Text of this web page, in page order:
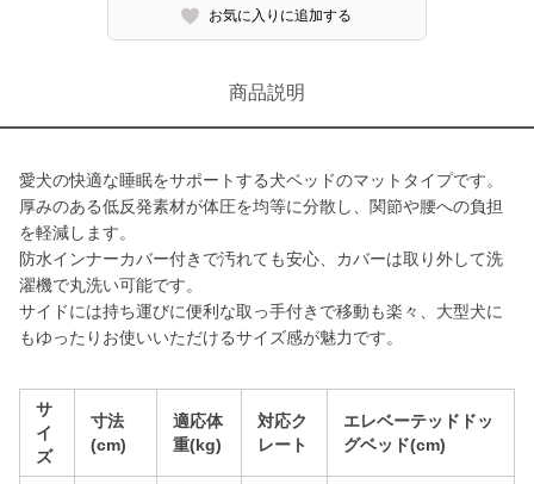
お気に入りに追加する
商品説明
愛犬の快適な睡眠をサポートする犬ベッドのマットタイプです。
厚みのある低反発素材が体圧を均等に分散し、関節や腰への負担
を軽減します。
防水インナーカバー付きで汚れても安心、カバーは取り外して洗
濯機で丸洗い可能です。
サイドには持ち運びに便利な取っ手付きで移動も楽々、大型犬に
もゆったりお使いいただけるサイズ感が魅力です。
サ
イ
ズ
寸法
(cm)
適応体
重(kg)
対応ク
レート
エレベーテッドドッ
グベッド(cm)